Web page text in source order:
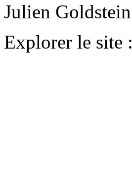
Julien Goldstein
Explorer le site :